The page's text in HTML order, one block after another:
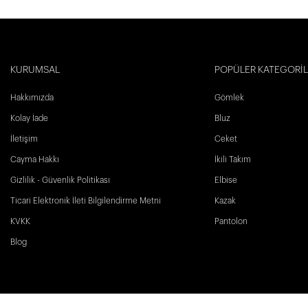
KURUMSAL
Hakkımızda
Kolay İade
İletişim
Cayma Hakkı
Gizlilik - Güvenlik Politikası
Ticari Elektronik İleti Bilgilendirme Metni
KVKK
Blog
POPÜLER
Gömlek
Bluz
Ceket
İkili Takım
Elbise
Kazak
Pantolon